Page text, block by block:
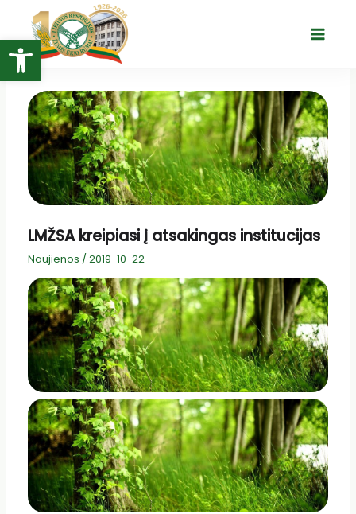
Open toolbar
turinio
Main
LMŽSA kreipiasi į atsakingas institucijas
Naujienos / 2019-10-22